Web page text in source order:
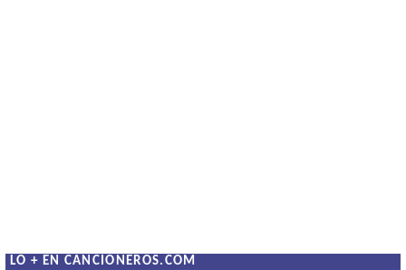
LO + EN CANCIONEROS.COM